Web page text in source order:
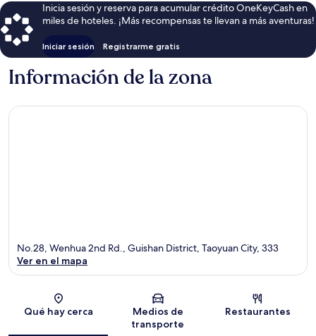
Inicia sesión y reserva para acumular crédito OneKeyCash en
miles de hoteles. ¡Más recompensas te llevan a más aventuras!
Iniciar sesión Registrarme gratis
Información de la zona
Sección del mapa
No.28, Wenhua 2nd Rd., Guishan District, Taoyuan City, 333
Ver en el mapa
Qué hay cerca
Medios de
transporte
Restaurantes